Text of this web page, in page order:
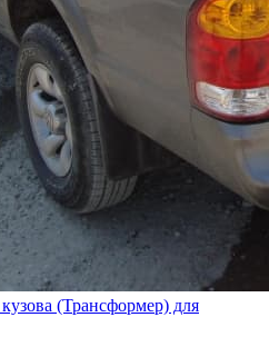
(Трансформер) для